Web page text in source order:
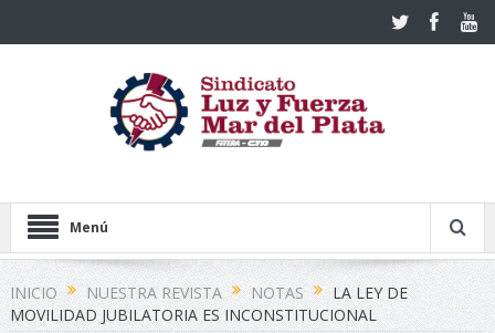
Menú
INICIO NUESTRA REVISTA NOTAS
LA LEY DE
MOVILIDAD JUBILATORIA ES INCONSTITUCIONAL